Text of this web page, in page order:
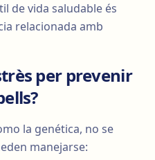
de vida saludable és
relacionada amb
per prevenir
la genética, no se
manejarse: